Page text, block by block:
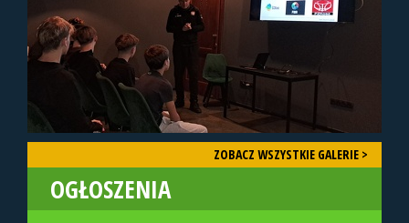
ZOBACZ WSZYSTKIE GALERIE >
OGŁOSZENIA